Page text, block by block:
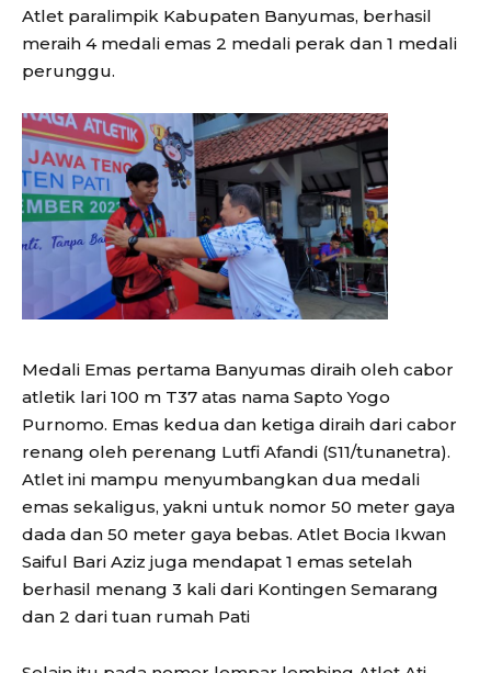
Atlet paralimpik Kabupaten Banyumas, berhasil
meraih 4 medali emas 2 medali perak dan 1 medali
perunggu.
Medali Emas pertama Banyumas diraih oleh cabor
atletik lari 100 m T37 atas nama Sapto Yogo
Purnomo. Emas kedua dan ketiga diraih dari cabor
renang oleh perenang Lutfi Afandi (S11/tunanetra).
Atlet ini mampu menyumbangkan dua medali
emas sekaligus, yakni untuk nomor 50 meter gaya
dada dan 50 meter gaya bebas. Atlet Bocia Ikwan
Saiful Bari Aziz juga mendapat 1 emas setelah
berhasil menang 3 kali dari Kontingen Semarang
dan 2 dari tuan rumah Pati